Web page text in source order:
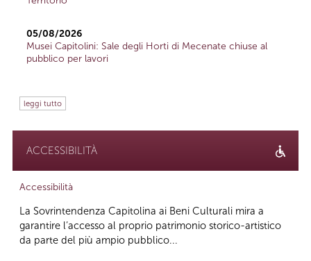
05/08/2026
Musei Capitolini: Sale degli Horti di Mecenate chiuse al
pubblico per lavori
leggi tutto
ACCESSIBILITÀ
Accessibilità
La Sovrintendenza Capitolina ai Beni Culturali mira a
garantire l’accesso al proprio patrimonio storico-artistico
da parte del più ampio pubblico...